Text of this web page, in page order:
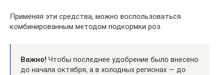
Применяя эти средства, можно воспользоваться
комбинированным методом подкормки роз.
Важно! Чтобы последнее удобрение было внесено
до начала октября, а в холодных регионах — до